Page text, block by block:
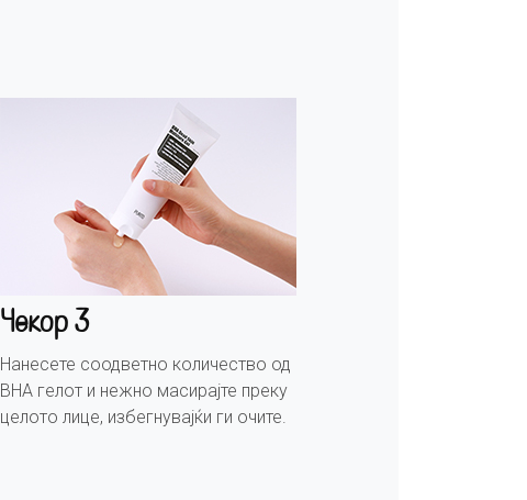
Чекор 3
Нанесете соодветно количество од
BHA гелот и нежно масирајте преку
целото лице, избегнувајќи ги очите.